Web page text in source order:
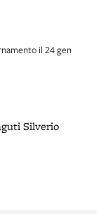
il 24 gen
Silverio